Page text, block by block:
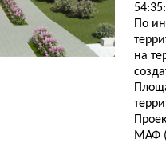
По
на
МАФ